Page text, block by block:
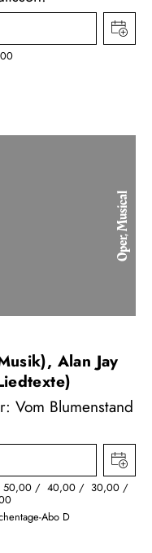
Oper, Musical
Alan Jay
Vom Blumenstand
50,00 40,00 30,00
Abo D